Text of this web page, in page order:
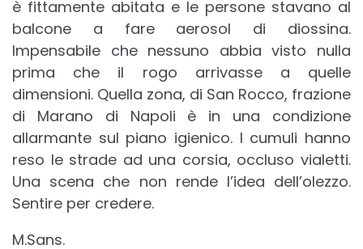
è fittamente abitata e le persone stavano al
balcone a fare aerosol di diossina.
Impensabile che nessuno abbia visto nulla
prima che il rogo arrivasse a quelle
dimensioni. Quella zona, di San Rocco, frazione
di Marano di Napoli è in una condizione
allarmante sul piano igienico. I cumuli hanno
reso le strade ad una corsia, occluso vialetti.
Una scena che non rende l’idea dell’olezzo.
Sentire per credere.
M.Sans.